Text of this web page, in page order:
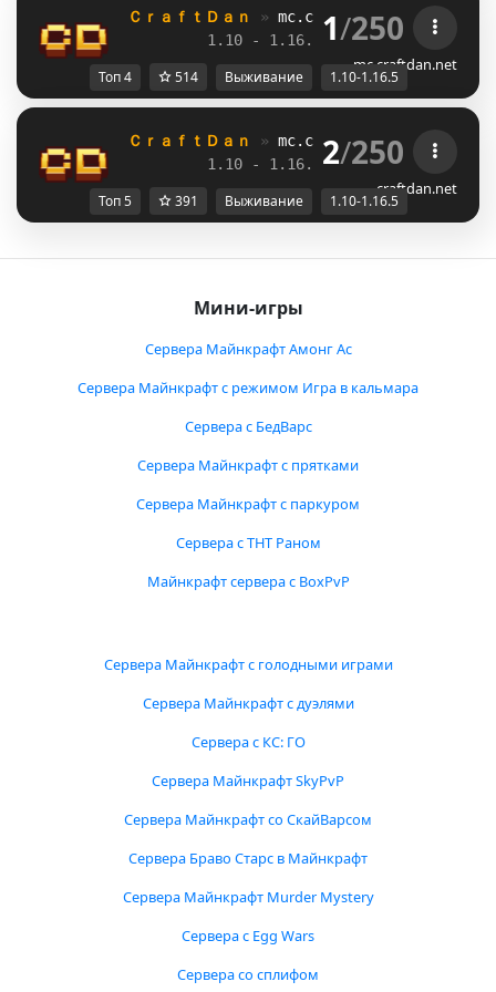
ＣｒａｆｔＤａｎ » mc.craftdan.net //
1.10 - 1.16.5 //
1/250
mc.craftdan.net
Топ 4 514 Выживание 1.10-1.16.5
ＣｒａｆｔＤａｎ » mc.craftdan.net //
1.10 - 1.16.5 //
2/250
craftdan.net
Топ 5 391 Выживание 1.10-1.16.5
Мини-игры
Сервера Майнкрафт Амонг Ас
Сервера Майнкрафт с режимом Игра в кальмара
Сервера с БедВарс
Сервера Майнкрафт с прятками
Сервера Майнкрафт с паркуром
Сервера с ТНТ Раном
Майнкрафт сервера с BoxPvP
Сервера Майнкрафт с голодными играми
Сервера Майнкрафт с дуэлями
Сервера с КС: ГО
Сервера Майнкрафт SkyPvP
Сервера Майнкрафт со СкайВарсом
Сервера Браво Старс в Майнкрафт
Сервера Майнкрафт Murder Mystery
Сервера с Egg Wars
Сервера со сплифом